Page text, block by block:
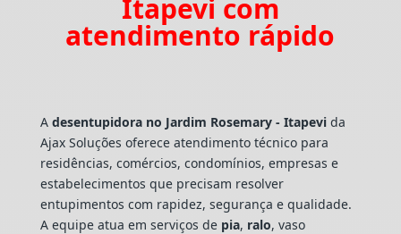
Itapevi com
atendimento rápido
A desentupidora no Jardim Rosemary - Itapevida
Ajax Soluções oferece atendimento técnico para
residências, comércios, condomínios, empresas e
estabelecimentos que precisam resolver
entupimentos com rapidez, segurança e qualidade.
A equipe atua em serviços de pia, ralo, vaso